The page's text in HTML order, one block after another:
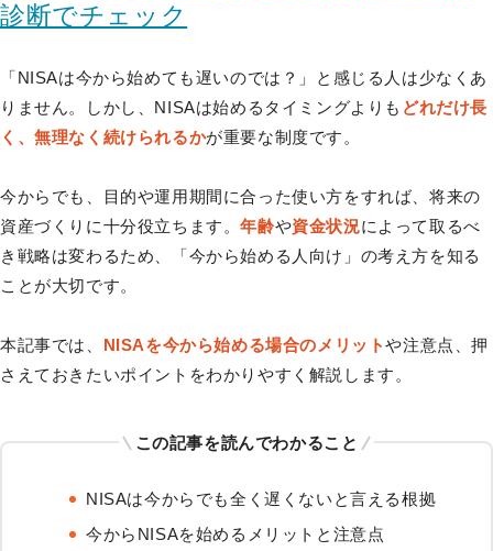
診断でチェック
「NISAは今から始めても遅いのでは？」と感じる人は少なくあ
りません。しかし、NISAは始めるタイミングよりも どれだけ長
く、無理なく続けられるかが重要な制度です。
今からでも、目的や運用期間に合った使い方をすれば、将来の
資産づくりに十分役立ちます。年齢や資金状況によって取るべ
き戦略は変わるため、「今から始める人向け」の考え方を知る
ことが大切です。
本記事では、 NISAを今から始める場合のメリットや注意点、押
さえておきたいポイントをわかりやすく解説します。
この記事を読んでわかること
NISAは今からでも全く遅くないと言える根拠
今からNISAを始めるメリットと注意点